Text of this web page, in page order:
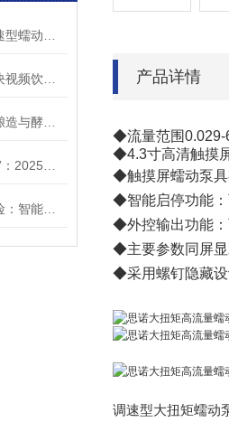
产品详情
◆流量范围0.029-
◆4.3寸高清触摸
◆触摸屏蠕动泵具
◆智能启停功能：
◆外控输出功能：
◆主要参数同屏显
◆采用螺钉隐藏
调速型大扭矩蠕动